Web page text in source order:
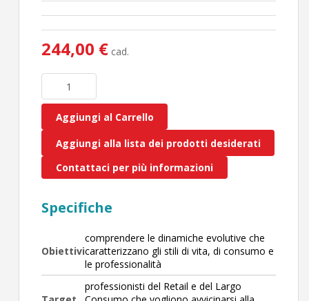
244,00 € cad.
Aggiungi al Carrello
Aggiungi alla lista dei prodotti desiderati
Contattaci per più informazioni
Specifiche
Obiettivi
comprendere le dinamiche evolutive che
caratterizzano gli stili di vita, di consumo e
le professionalità
professionisti del Retail e del Largo